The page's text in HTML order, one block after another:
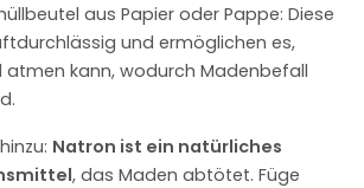
aus Papier oder Pappe: Diese
und ermöglichen es,
atmen kann, wodurch Madenbefall
Natron ist ein natürliches
, das Maden abtötet. Füge